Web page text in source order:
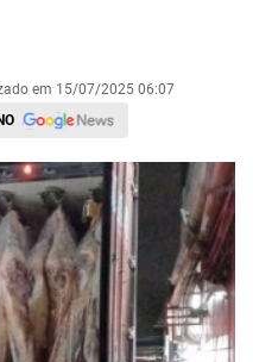
em 15/07/2025 06:07